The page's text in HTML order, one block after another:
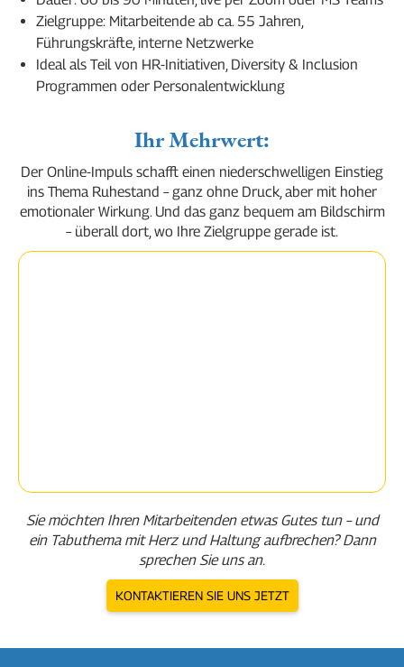
Zielgruppe: Mitarbeitende ab ca. 55 Jahren,
Führungskräfte, interne Netzwerke
Ideal als Teil von HR-Initiativen, Diversity & Inclusion
Programmen oder Personalentwicklung
Ihr Mehrwert:
Der Online-Impuls schafft einen niederschwelligen Einstieg
ins Thema Ruhestand – ganz ohne Druck, aber mit hoher
emotionaler Wirkung. Und das ganz bequem am Bildschirm
– überall dort, wo Ihre Zielgruppe gerade ist.
Sie möchten Ihren Mitarbeitenden etwas Gutes tun – und
ein Tabuthema mit Herz und Haltung aufbrechen? Dann
sprechen Sie uns an.
KONTAKTIEREN SIE UNS JETZT